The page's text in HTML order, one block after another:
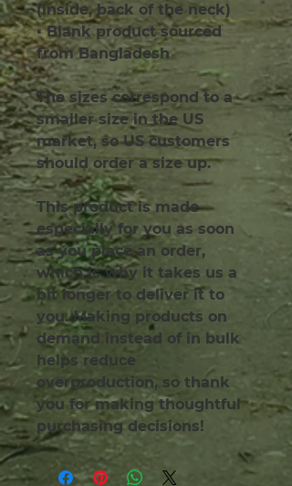
(inside, back of the neck)
• Blank product sourced
from Bangladesh
The sizes correspond to a
smaller size in the US
market, so US customers
should order a size up.
This product is made
especially for you as soon
as you place an order,
which is why it takes us a
bit longer to deliver it to
you. Making products on
demand instead of in bulk
helps reduce
overproduction, so thank
you for making thoughtful
purchasing decisions!